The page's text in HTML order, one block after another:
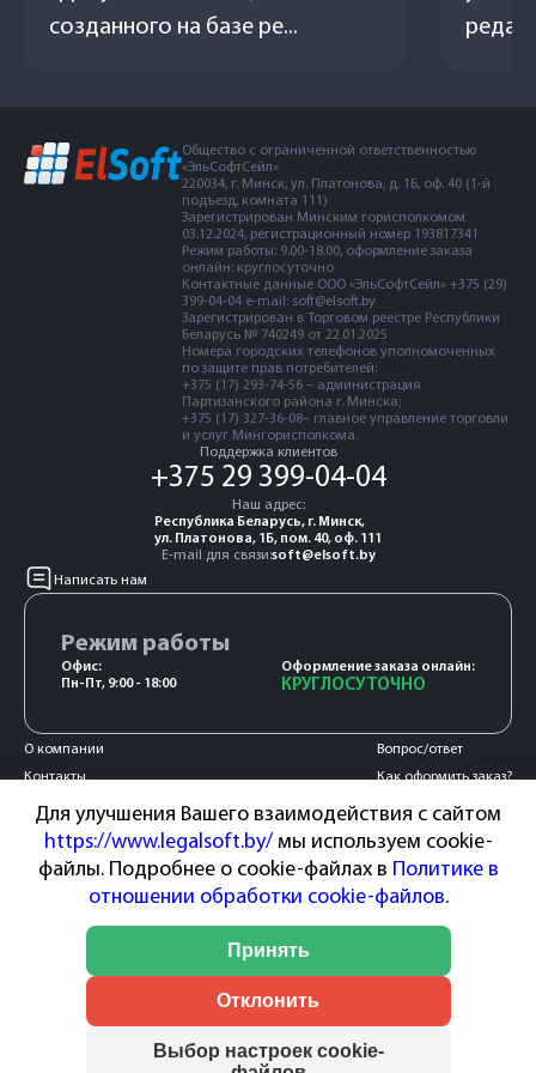
созданного на базе ре...
Для улучшения Вашего взаимодействия с сайтом
https://www.legalsoft.by/мы используем cookie-
файлы. Подробнее о cookie-файлах в Политике в
отношении обработки cookie-файлов.
Принять
Отклонить
Выбор настроек cookie-
Общество с ограниченной ответственностью
«ЭльСофтСейл»
220034, г. Минск, ул. Платонова, д. 1Б, оф. 40 (1-й
подъезд, комната 111)
Зарегистрирован Минским горисполкомом
03.12.2024, регистрационный номер 193817341
Режим работы: 9.00-18.00, оформление заказа
онлайн: круглосуточно
Контактные данные ООО «ЭльСофтСейл» +375 (29)
399-04-04 e-mail: soft@elsoft.by
Зарегистрирован в Торговом реестре Республики
Беларусь № 740249 от 22.01.2025
Номера городских телефонов уполномоченных
по защите прав потребителей:
+375 (17) 293-74-56 – администрация
Партизанского района г. Минска;
+375 (17) 327-36-08– главное управление торговли
и услуг Мингорисполкома.
Поддержка клиентов
+375 29 399-04-04
Наш адрес:
Республика Беларусь, г. Минск,
ул. Платонова, 1Б, пом. 40, оф. 111
E-mail для связи:soft@elsoft.by
Написать нам
Режим работы
Офис:
Пн-Пт, 9:00 - 18:00
Оформление заказа онлайн:
КРУГЛОСУТОЧНО
О компании
Контакты
Акции и новости
Сотрудничество
Пользовательское
Вопрос/ответ
Как оформить заказ?
Оплата и доставка
Гарантия и возврат
Способы оплаты: